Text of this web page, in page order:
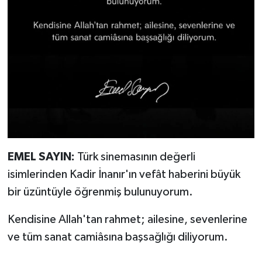
EMEL SAYIN: Türk sinemasının değerli
isimlerinden Kadir İnanır'ın vefât haberini büyük
bir üzüntüyle öğrenmiş bulunuyorum.
Kendisine Allah'tan rahmet; ailesine, sevenlerine
ve tüm sanat camiâsına başsağlığı diliyorum.